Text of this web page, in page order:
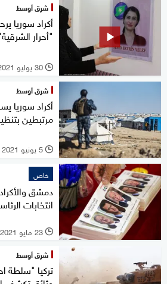
شرق أوسط
أكراد سوريا
"أحرار
l 30 يوليو 2021
شرق أوسط
أكراد سوريا
مرتبطين
l 5 يونيو 2021
خاص
دمشق
انتخابات
l 23 مايو 2021
شرق أوسط
تركيا "سلطة